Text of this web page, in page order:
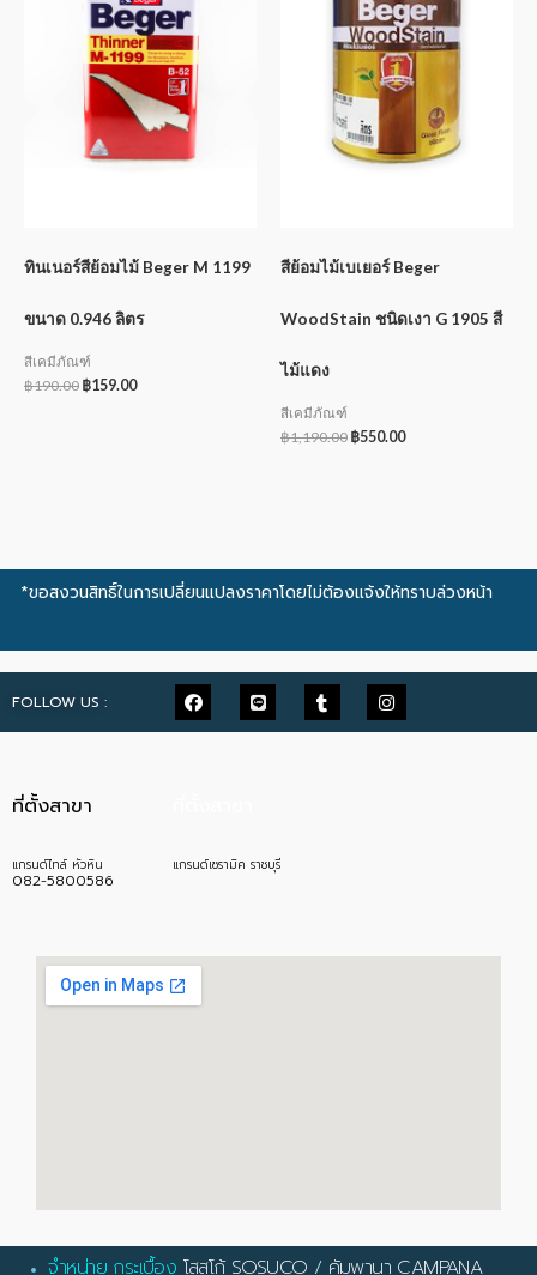
ทินเนอร์สีย้อมไม้ Beger M 1199
ขนาด 0.946 ลิตร
สีเคมีภัณฑ์
฿190.00 ฿159.00
สีย้อมไม้เบเยอร์ Beger
WoodStain ชนิดเงา G 1905 สี
ไม้แดง
สีเคมีภัณฑ์
฿1,190.00 ฿550.00
*ขอสงวนสิทธิ์ในการเปลี่ยนแปลงราคาโดยไม่ต้องแจ้งให้ทราบล่วงหน้า
FOLLOW US :
ที่ตั้งสาขา
แกรนด์ไทล์ หัวหิน
082-5800586
แกรนด์เซรามิค ราชบุรี
จำหน่าย กระเบื้อง โสสุโก้ SOSUCO / คัมพานา CAMPANA